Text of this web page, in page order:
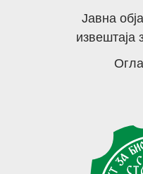
Јавна
извештаја